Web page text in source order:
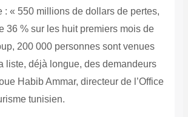
: « 550 millions de dollars de pertes,
36 % sur les huit premiers mois de
200 000 personnes sont venues
liste, déjà longue, des demandeurs
Habib Ammar, directeur de l’Office
tunisien.